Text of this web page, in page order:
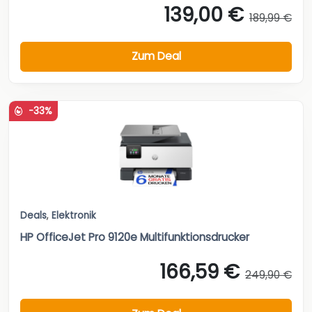
139,00 € 189,99 €
Zum Deal
-33%
Deals, Elektronik
HP OfficeJet Pro 9120e Multifunktionsdrucker
166,59 € 249,90 €